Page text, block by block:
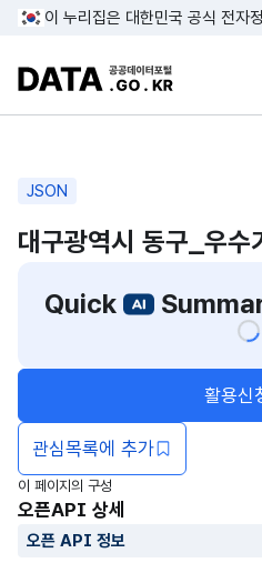
이 누리집은 대한민국 공식 전자
DATA.GO.KR 공공
JSON
대구광역시 동구_우수
Quick
관심목록에 추가
활용신
이 페이지의 구성
오픈API 상세
오픈 API 정보